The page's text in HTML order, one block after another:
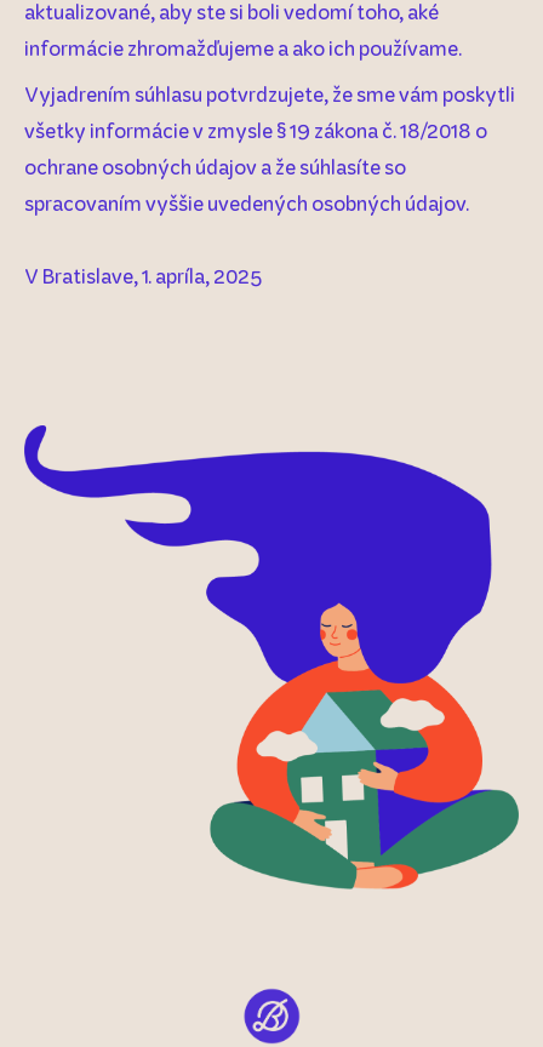
aktualizované, aby ste si boli vedomí toho, aké
informácie zhromažďujeme a ako ich používame.
Vyjadrením súhlasu potvrdzujete, že sme vám poskytli
všetky informácie v zmysle § 19 zákona č. 18/2018 o
ochrane osobných údajov a že súhlasíte so
spracovaním vyššie uvedených osobných údajov.
V Bratislave, 1. apríla, 2025